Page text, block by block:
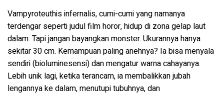
Vampyroteuthis infernalis, cumi-cumi yang namanya
terdengar seperti judul film horor, hidup di zona gelap laut
dalam. Tapi jangan bayangkan monster. Ukurannya hanya
sekitar 30 cm. Kemampuan paling anehnya? Ia bisa menyala
sendiri (bioluminesensi) dan mengatur warna cahayanya.
Lebih unik lagi, ketika terancam, ia membalikkan jubah
lengannya ke dalam, menutupi tubuhnya, dan